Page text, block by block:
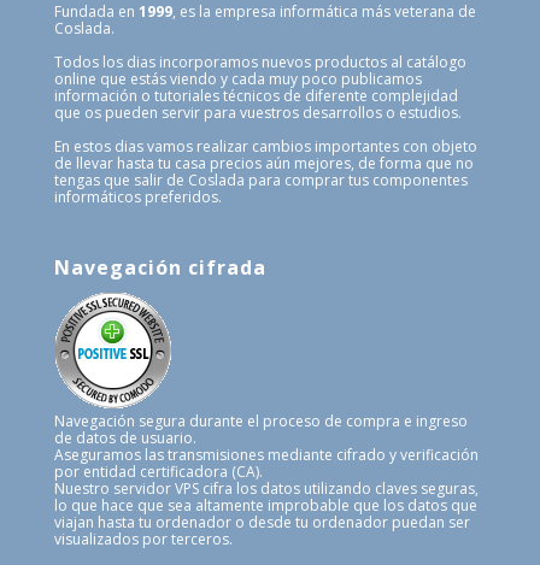
Fundada en 1999, es la empresa informática más veterana de
Coslada.
Todos los dias incorporamos nuevos productos al catálogo
online que estás viendo y cada muy poco publicamos
información o tutoriales técnicos de diferente complejidad
que os pueden servir para vuestros desarrollos o estudios.
En estos dias vamos realizar cambios importantes con objeto
de llevar hasta tu casa precios aún mejores, de forma que no
tengas que salir de Coslada para comprar tus componentes
informáticos preferidos.
Navegación cifrada
Navegación segura durante el proceso de compra e ingreso
de datos de usuario.
Aseguramos las transmisiones mediante cifrado y verificación
por entidad certificadora (CA).
Nuestro servidor VPS cifra los datos utilizando claves seguras,
lo que hace que sea altamente improbable que los datos que
viajan hasta tu ordenador o desde tu ordenador puedan ser
visualizados por terceros.